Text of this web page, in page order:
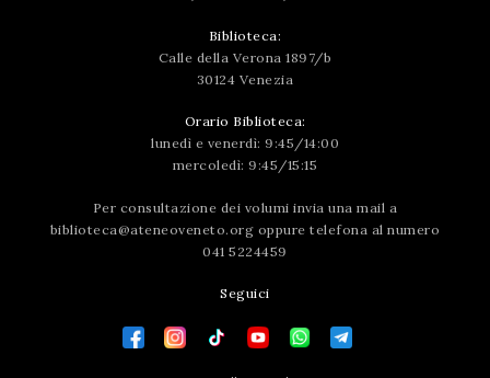
Biblioteca:
Calle della Verona 1897/b
30124 Venezia
Orario Biblioteca:
lunedì e venerdì: 9:45/14:00
mercoledì: 9:45/15:15
Per consultazione dei volumi invia una mail a
biblioteca@ateneoveneto.org oppure telefona al numero
041 5224459
Seguici